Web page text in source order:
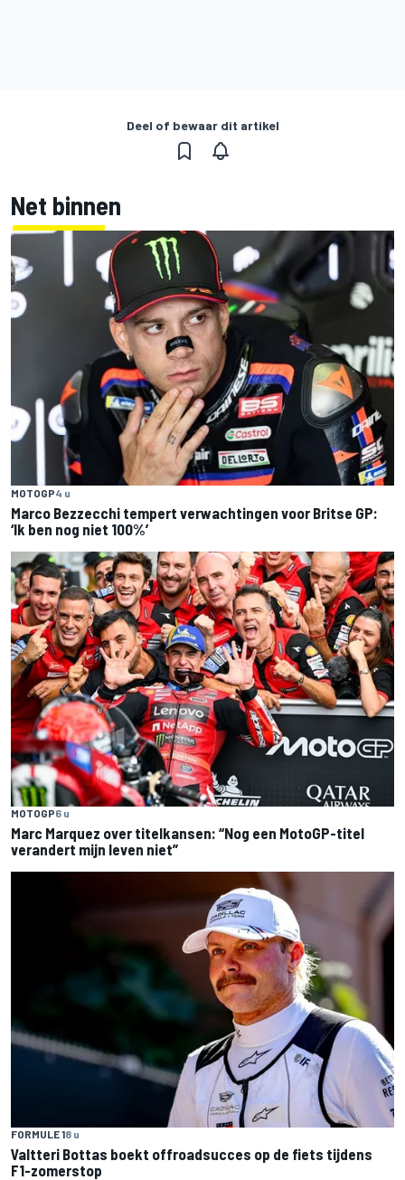
Deel of bewaar dit artikel
Net binnen
MOTOGP4 u
Marco Bezzecchi tempert verwachtingen voor Britse GP:
‘Ik ben nog niet 100%’
MOTOGP6 u
Marc Marquez over titelkansen: “Nog een MotoGP-titel
verandert mijn leven niet”
FORMULE 18 u
Valtteri Bottas boekt offroadsucces op de fiets tijdens
F1-zomerstop